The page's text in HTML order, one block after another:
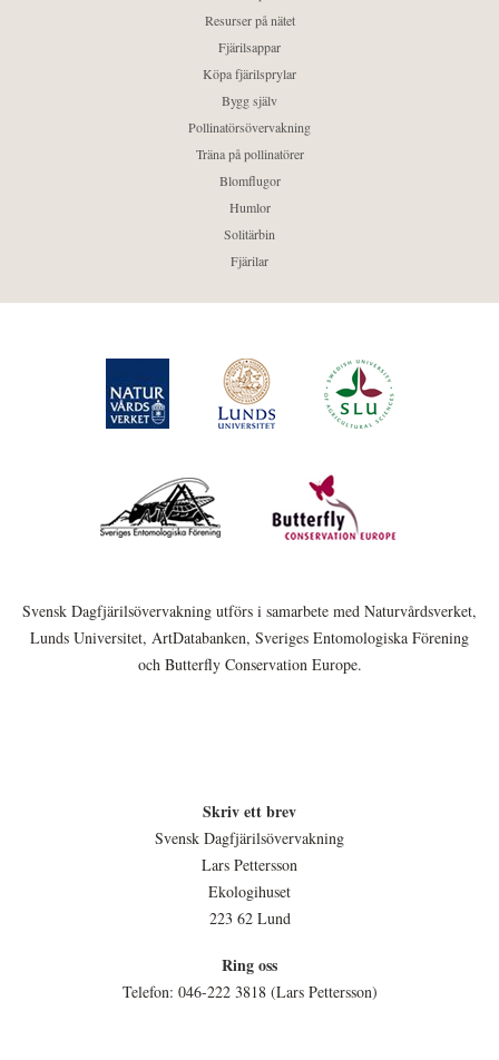
Resurser på nätet
Fjärilsappar
Köpa fjärilsprylar
Bygg själv
Pollinatörsövervakning
Träna på pollinatörer
Blomflugor
Humlor
Solitärbin
Fjärilar
Svensk Dagfjärilsövervakning utförs i samarbete med Naturvårdsverket,
Lunds Universitet, ArtDatabanken, Sveriges Entomologiska Förening
och Butterfly Conservation Europe.
Skriv ett brev
Svensk Dagfjärilsövervakning
Lars Pettersson
Ekologihuset
223 62 Lund
Ring oss
Telefon: 046-222 3818 (Lars Pettersson)